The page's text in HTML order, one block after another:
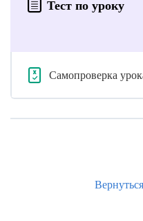
Тест по уроку
Самопроверка